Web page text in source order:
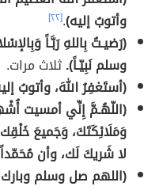
وأتوبُ إليه).[٢٢]
(رَضيـتُ بِاللهِ رَبَّـاً
وسلم نَبِيّـاً).ثلاث مرات.
(أستَغفِرُ اللهَ، وأتوبُ
(اللّهُـمَّ إِنِّي أمسيت
وَمَلَائِكَتَكَ، وَجَميعَ
لا شَريكَ لَك، وأن
(اللهم صل وسلم وبارك